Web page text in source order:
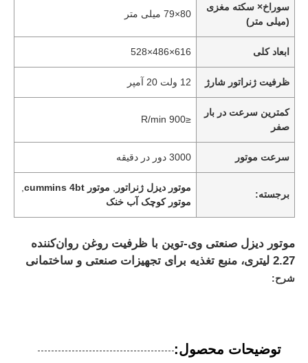
سوراخ× سکته مغزی
(میلی متر)
80×79 میلی متر
ابعاد کلی 616×486×528
ظرفیت ژنراتور شارژ 12 ولت 20 آمپر
کمترین سرعت در بار
صفر
≤900 R/min
سرعت موتور 3000 دور در دقیقه
برجسته:
موتور دیزل ژنراتور موتور cummins 4bt
موتور کوچک آب خنک
موتور دیزل صنعتی وی-توین با ظرفیت روغن روان‌کننده
2.27 لیتری، منبع تغذیه برای تجهیزات صنعتی و ساختمانی
شرح:
توضیحات محصول: